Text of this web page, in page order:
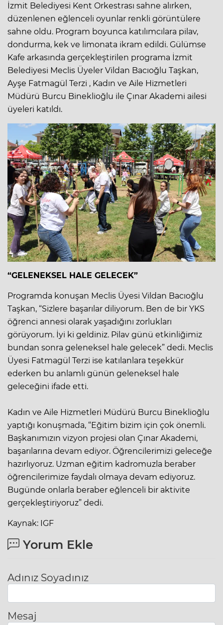
İzmit Belediyesi Kent Orkestrası sahne alırken,
düzenlenen eğlenceli oyunlar renkli görüntülere
sahne oldu. Program boyunca katılımcılara pilav,
dondurma, kek ve limonata ikram edildi. Gülümse
Kafe arkasında gerçekleştirilen programa İzmit
Belediyesi Meclis Üyeler Vildan Bacıoğlu Taşkan,
Ayşe Fatmagül Terzi , Kadın ve Aile Hizmetleri
Müdürü Burcu Bineklioğlu ile Çınar Akademi ailesi
üyeleri katıldı.
“GELENEKSEL HALE GELECEK”
Programda konuşan Meclis Üyesi Vildan Bacıoğlu
Taşkan, “Sizlere başarılar diliyorum. Ben de bir YKS
öğrenci annesi olarak yaşadığını zorlukları
görüyorum. İyi ki geldiniz. Pilav günü etkinliğimiz
bundan sonra geleneksel hale gelecek” dedi. Meclis
Üyesi Fatmagül Terzi ise katılanlara teşekkür
ederken bu anlamlı günün geleneksel hale
geleceğini ifade etti.
Kadın ve Aile Hizmetleri Müdürü Burcu Bineklioğlu
yaptığı konuşmada, “Eğitim bizim için çok önemli.
Başkanımızın vizyon projesi olan Çınar Akademi,
başarılarına devam ediyor. Öğrencilerimizi geleceğe
hazırlıyoruz. Uzman eğitim kadromuzla beraber
öğrencilerimize faydalı olmaya devam ediyoruz.
Bugünde onlarla beraber eğlenceli bir aktivite
gerçekleştiriyoruz” dedi.
Kaynak: IGF
Yorum Ekle
Adınız Soyadınız
Mesaj